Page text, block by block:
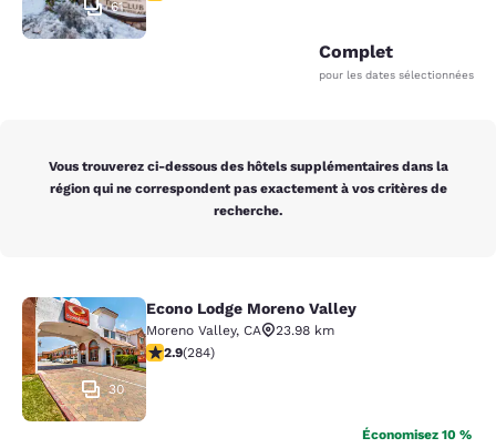
61
Complet
pour les dates sélectionnées
Vous trouverez ci-dessous des hôtels supplémentaires dans la
région qui ne correspondent pas exactement à vos critères de
recherche.
Econo Lodge Moreno Valley
30
Econo Lodge Moreno Valley
Moreno Valley, CA
23.98 km
2.92 étoiles. Moyen. 284 commentaires
2.9(284)
Économisez 10 %